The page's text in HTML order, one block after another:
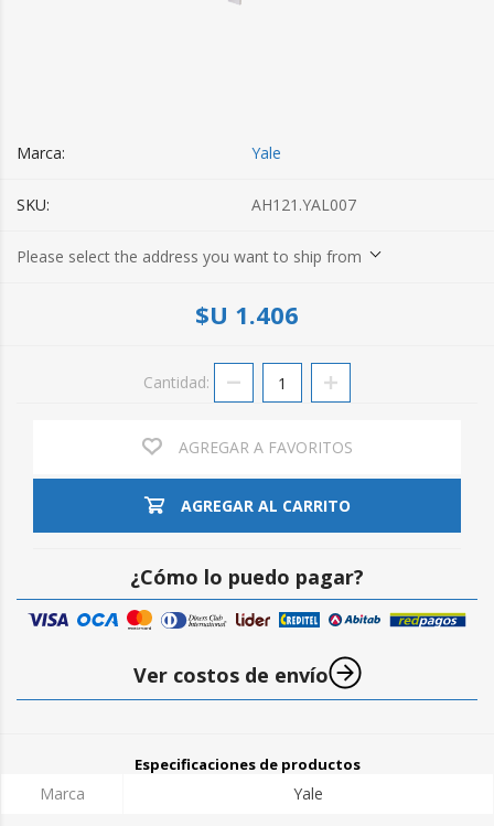
Marca: Yale
SKU: AH121.YAL007
Please select the address you want to ship from
$U 1.406
Cantidad:
AGREGAR A FAVORITOS
AGREGAR AL CARRITO
¿Cómo lo puedo pagar?
Ver costos de envío
Especificaciones de productos
Marca Yale